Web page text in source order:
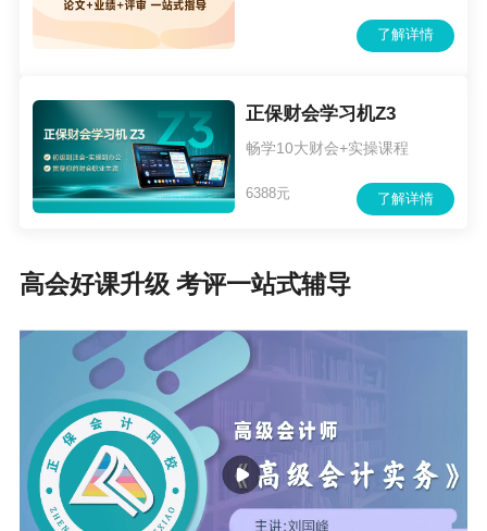
2:00，缴费统一在1月27日18:00截止，逾期报名
日12：00前完成信息采集。
为避免报考人员在临
近报名结束时集中报名，未预留足够时间增补材
料或未及时缴费等导致报名不成功，建议报考人
员尽量在2026年1月20日前报名。
台（网址：https://ausm.mof.gov.cn/index）。
（四）报考程序。
1.自行确认报名资格。报考人员应根据报名条件
对自身进行的报名资格校验，不符合报名条件的
不能进行网上报名，否则后果由考生自行承担。
2.考试报名地点。广西考区初、高级会计资格考
了解详情
正保财会学习机Z3
畅学10大财会+实操课程
了解详情
6388元
高会好课升级 考评一站式辅导